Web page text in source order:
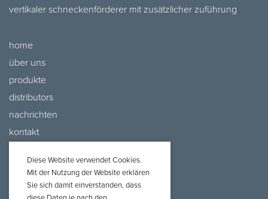
home
über uns
produkte
distributors
nachrichten
kontakt
vertikaler schneckenförderer mit zusätzlicher zuführung
Diese Website verwendet Cookies.
Mit der Nutzung der Website erklären
Sie sich damit einverstanden, dass